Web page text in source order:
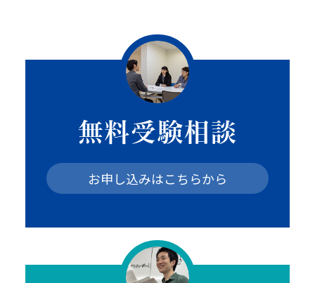
無料受験相談
お申し込みはこちらから